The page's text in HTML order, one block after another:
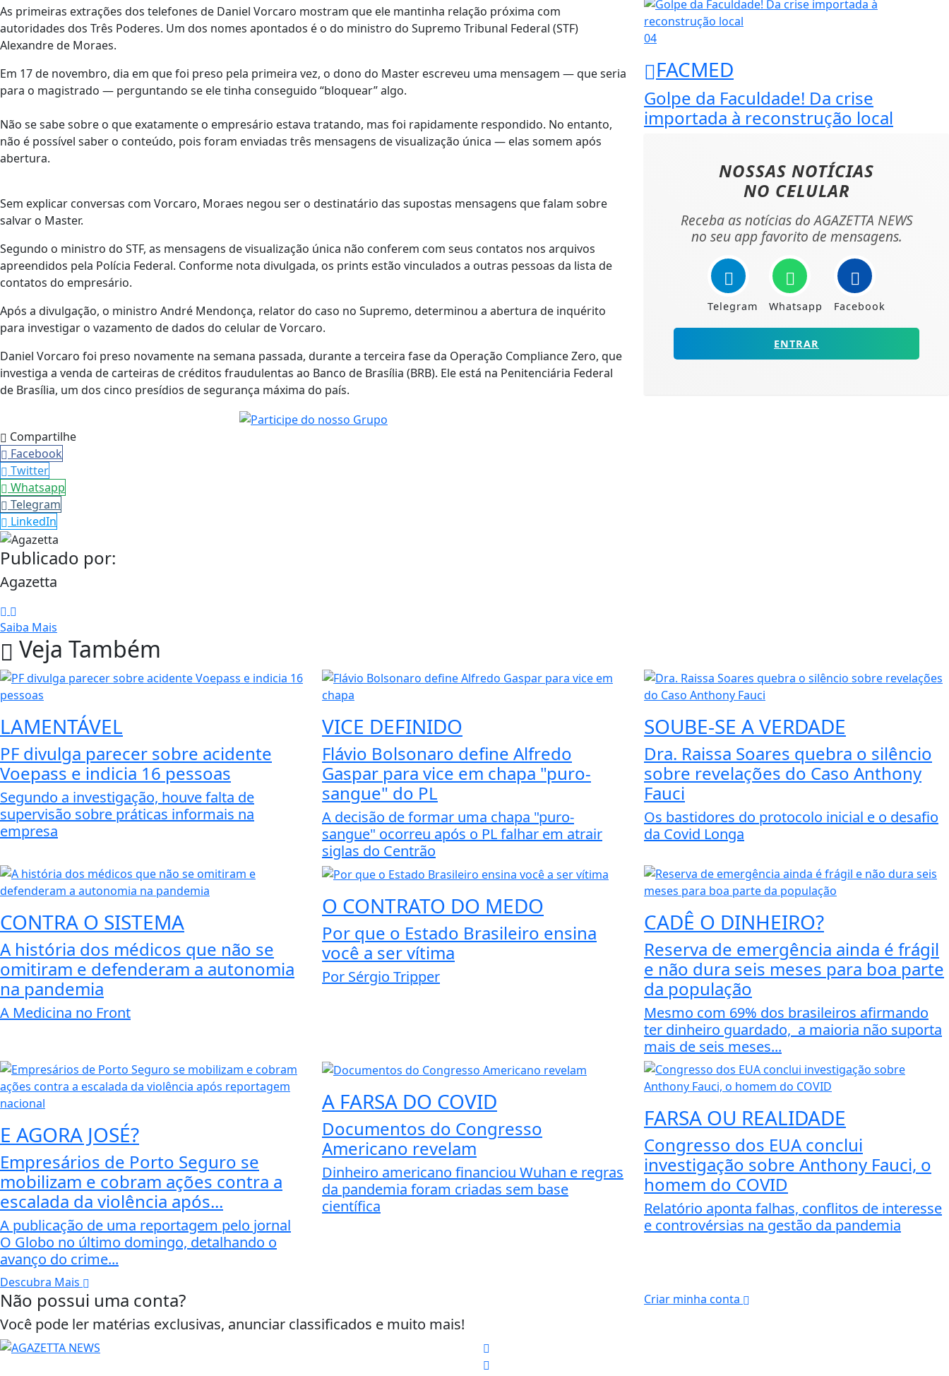
As primeiras extrações dos telefones de Daniel Vorcaro mostram que ele mantinha relação próxima com
autoridades dos Três Poderes. Um dos nomes apontados é o do ministro do Supremo Tribunal Federal (STF)
Alexandre de Moraes.
Em 17 de novembro, dia em que foi preso pela primeira vez, o dono do Master escreveu uma mensagem — que seria
para o magistrado — perguntando se ele tinha conseguido “bloquear” algo.
Não se sabe sobre o que exatamente o empresário estava tratando, mas foi rapidamente respondido. No entanto,
não é possível saber o conteúdo, pois foram enviadas três mensagens de visualização única — elas somem após
abertura.
Sem explicar conversas com Vorcaro, Moraes negou ser o destinatário das supostas mensagens que falam sobre
salvar o Master.
Segundo o ministro do STF, as mensagens de visualização única não conferem com seus contatos nos arquivos
apreendidos pela Polícia Federal. Conforme nota divulgada, os prints estão vinculados a outras pessoas da lista de
contatos do empresário.
Após a divulgação, o ministro André Mendonça, relator do caso no Supremo, determinou a abertura de inquérito
para investigar o vazamento de dados do celular de Vorcaro.
Daniel Vorcaro foi preso novamente na semana passada, durante a terceira fase da Operação Compliance Zero, que
investiga a venda de carteiras de créditos fraudulentas ao Banco de Brasília (BRB). Ele está na Penitenciária Federal
de Brasília, um dos cinco presídios de segurança máxima do país.
Compartilhe
Facebook
Twitter
Whatsapp
Telegram
LinkedIn
Publicado por:
Agazetta
Saiba Mais
04
FACMED
Golpe da Faculdade! Da crise
importada à reconstrução local
NOSSAS NOTÍCIAS
NO CELULAR
Receba as notícias do AGAZETTA NEWS
no seu app favorito de mensagens.
Telegram Whatsapp Facebook
ENTRAR
Veja Também
LAMENTÁVEL
PF divulga parecer sobre acidente
Voepass e indicia 16 pessoas
Segundo a investigação, houve falta de
supervisão sobre práticas informais na
empresa
VICE DEFINIDO
Flávio Bolsonaro define Alfredo
Gaspar para vice em chapa "puro-
sangue" do PL
A decisão de formar uma chapa "puro-
sangue" ocorreu após o PL falhar em atrair
siglas do Centrão
SOUBE-SE A VERDADE
Dra. Raissa Soares quebra o silêncio
sobre revelações do Caso Anthony
Fauci
Os bastidores do protocolo inicial e o desafio
da Covid Longa
CONTRA O SISTEMA
A história dos médicos que não se
omitiram e defenderam a autonomia
na pandemia
A Medicina no Front
O CONTRATO DO MEDO
Por que o Estado Brasileiro ensina
você a ser vítima
Por Sérgio Tripper
CADÊ O DINHEIRO?
Reserva de emergência ainda é frágil
e não dura seis meses para boa parte
da população
Mesmo com 69% dos brasileiros afirmando
ter dinheiro guardado, a maioria não suporta
mais de seis meses...
E AGORA JOSÉ?
Empresários de Porto Seguro se
mobilizam e cobram ações contra a
escalada da violência após...
A publicação de uma reportagem pelo jornal
O Globo no último domingo, detalhando o
avanço do crime...
A FARSA DO COVID
Documentos do Congresso
Americano revelam
Dinheiro americano financiou Wuhan e regras
da pandemia foram criadas sem base
científica
FARSA OU REALIDADE
Congresso dos EUA conclui
investigação sobre Anthony Fauci, o
homem do COVID
Relatório aponta falhas, conflitos de interesse
e controvérsias na gestão da pandemia
Descubra Mais
Não possui uma conta?
Você pode ler matérias exclusivas, anunciar classificados e muito mais!
Criar minha conta